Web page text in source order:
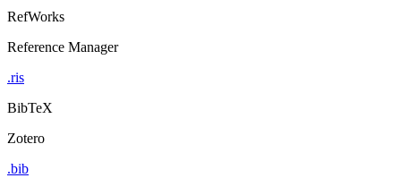
RefWorks
Reference Manager
.ris
BibTeX
Zotero
.bib